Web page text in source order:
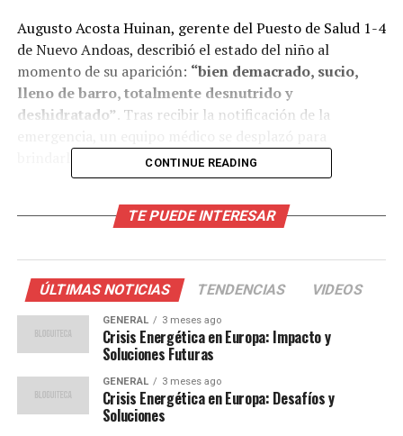
Augusto Acosta Huinan, gerente del Puesto de Salud 1-4
de Nuevo Andoas, describió el estado del niño al
momento de su aparición: “bien demacrado, sucio,
lleno de barro, totalmente desnutrido y
deshidratado” . Tras recibir la notificación de la
brindarle atención primaria.
Limitaciones en atención
El establecimiento de salud en Nuevo Andoas enfrenta
serias limitaciones en infraestructura y equipamiento.
Aunque el niño fue estabilizado de emergencia, el
personal médico advirtió sobre la falta de laboratorio e
implementos necesarios para realizar un chequeo
general y exámenes especializados. Por ello, se ha
solicitado su traslado al Hospital Regional de Loreto en
CONTINUE READING
TE PUEDE INTERESAR
ÚLTIMAS NOTICIAS TENDENCIAS VIDEOS
GENERAL 3 meses ago
Crisis Energética en Europa: Impacto y
Soluciones Futuras
GENERAL 3 meses ago
Crisis Energética en Europa: Desafíos y
Soluciones